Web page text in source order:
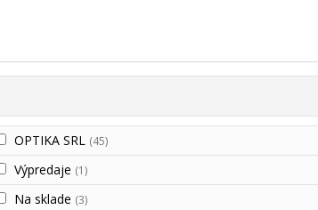
OPTIKA SRL (45)
Výpredaje (1)
Na sklade (3)